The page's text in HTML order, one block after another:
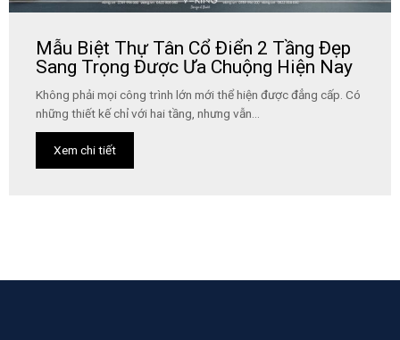
Mẫu Biệt Thự Tân Cổ Điển 2 Tầng Đẹp
Sang Trọng Được Ưa Chuộng Hiện Nay
Không phải mọi công trình lớn mới thể hiện được đẳng cấp. Có
những thiết kế chỉ với hai tầng, nhưng vẫn...
Xem chi tiết